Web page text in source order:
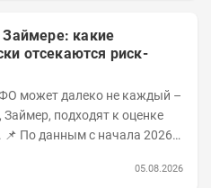
Займере: какие
отсекаются риск-
может далеко не каждый –
подходят к оценке
05.08.2026